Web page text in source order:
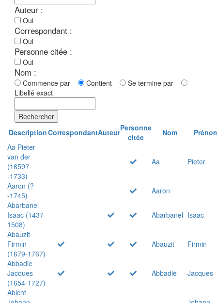
Auteur :
Oui
Correspondant :
Oui
Personne citée :
Oui
Nom :
Commence par Contient
Se termine par
Libellé exact
Rechercher
DescriptionCorrespondantAuteurPersonne
citée
Nom
Aa Pieter
van der
(1659?
-1733)
Aa Pieter
Aaron (?
-1745)
Aaron
Abarbanel
Isaac (1437-
1508)
Abarbanel Isaac
Abauzit
Firmin
(1679-1767)
Abauzit
Firmin
Abbadie
Jacques
(1654-1727)
Abbadie
Jacques
Abicht